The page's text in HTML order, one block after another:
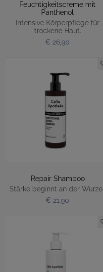
Feuchtigkeitscreme mit
Panthenol
Intensive Körperpflege für
trockene Haut.
€ 26,90
Repair Shampoo
Stärke beginnt an der Wurzel.
€ 21,90